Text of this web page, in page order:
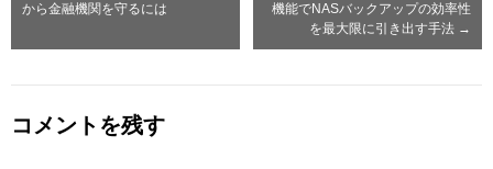
から金融機関を守るには
機能でNASバックアップの効率性
を最大限に引き出す手法 →
コメントを残す